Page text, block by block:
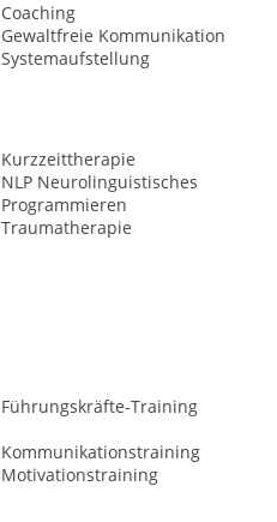
Coaching
Gewaltfreie Kommunikation
Systemaufstellung
Kurzzeittherapie
NLP Neurolinguistisches
Programmieren
Traumatherapie
Führungskräfte-Training
Kommunikationstraining
Motivationstraining